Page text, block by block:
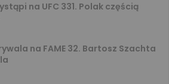
na UFC 331. Polak częścią
na FAME 32. Bartosz Szachta